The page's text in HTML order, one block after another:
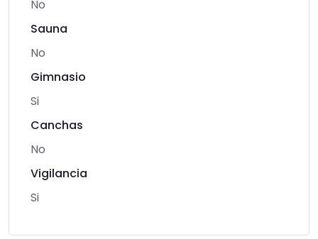
No
Sauna
No
Gimnasio
Si
Canchas
No
Vigilancia
Si